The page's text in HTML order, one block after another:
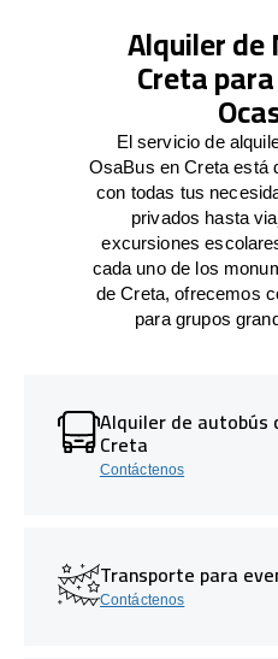
Alquiler de
Creta
El servicio de
OsaBus en Creta está
con todas tus
privados hasta
excursiones
cada uno de los
de Creta, ofrecemos
para grupos
Alquiler de autobús
Creta
Contáctenos
Transporte para
Contáctenos